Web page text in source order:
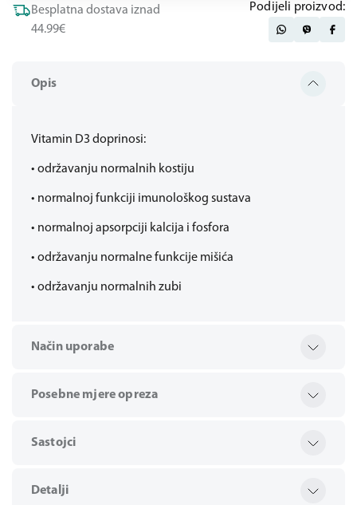
Opis
Vitamin D3 doprinosi:
• održavanju normalnih kostiju
• normalnoj funkciji imunološkog sustava
• normalnoj apsorpciji kalcija i fosfora
• održavanju normalne funkcije mišića
• održavanju normalnih zubi
Način uporabe
Posebne mjere opreza
Sastojci
Detalji
Besplatna dostava iznad
44.99€
Podijeli proizvod: